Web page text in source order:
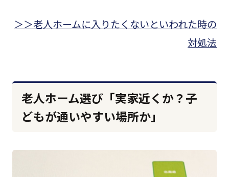
＞＞老人ホームに入りたくないといわれた時の
対処法
老人ホーム選び「実家近くか？子
どもが通いやすい場所か」